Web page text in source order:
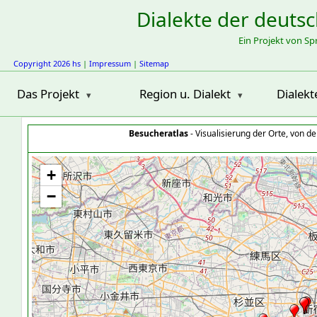
Dialekte der
Ein Projekt von
Copyright 2026 hs | Impressum | Sitemap
Das Projekt Region u. Dialekt
Besucheratlas- Visualisierung der Orte, von
+
−